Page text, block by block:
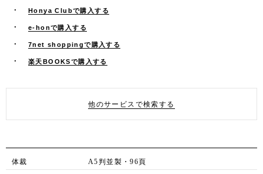
Honya Clubで購入する
e-honで購入する
7net shoppingで購入する
楽天BOOKSで購入する
他のサービスで検索する
体裁 A5判並製・96頁